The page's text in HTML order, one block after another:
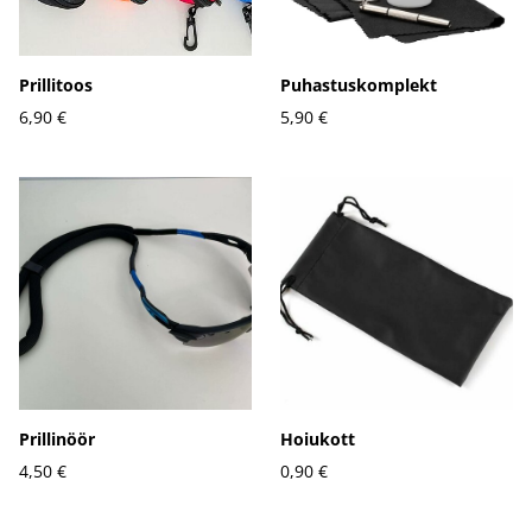
Prillitoos
6,90 €
Puhastuskomplekt
5,90 €
Prillinöör
4,50 €
Hoiukott
0,90 €